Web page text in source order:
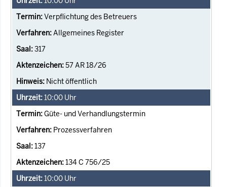
Verpflichtung des Betreuers
Allgemeines Register
317
57 AR 18/26
Nicht öffentlich
10:00 Uhr
Güte- und Verhandlungstermin
Prozessverfahren
137
134 C 756/25
10:00 Uhr